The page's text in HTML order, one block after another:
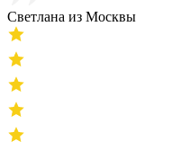
Светлана из Москвы